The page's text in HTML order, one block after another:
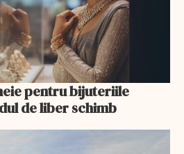
pentru bijuteriile
de liber schimb